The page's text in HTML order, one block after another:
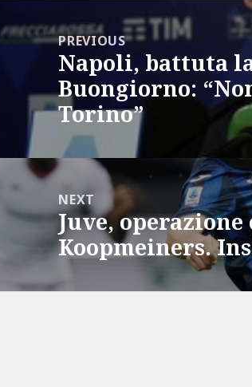
navigationPREVIOUS
Previous
post:
Napoli, battuta
Buongiorno:
Torino”
NEXT
Next
post:
Juve,
Koopmeiners.